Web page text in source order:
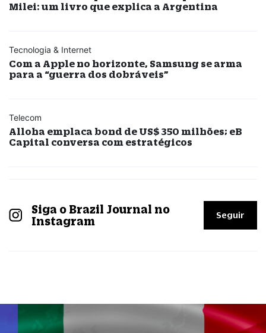
Milei: um livro que explica a Argentina
Tecnologia & Internet
Com a Apple no horizonte, Samsung se arma
para a “guerra dos dobráveis”
Telecom
Alloha emplaca bond de US$ 350 milhões; eB
Capital conversa com estratégicos
Siga o Brazil Journal no
Instagram
Seguir